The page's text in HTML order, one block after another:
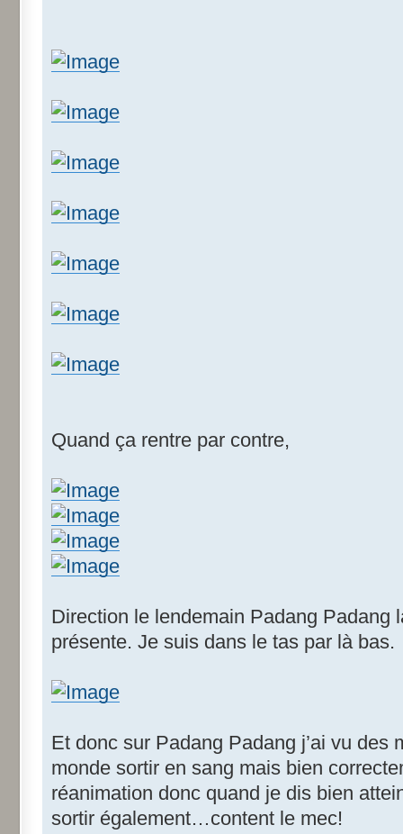
Quand ça rentre par contre,
Direction le lendemain Padang Padang
présente. Je suis dans le tas par là bas.
Et donc sur Padang Padang j’ai vu des
monde sortir en sang mais bien
réanimation donc quand je dis bien
sortir également…content le mec!